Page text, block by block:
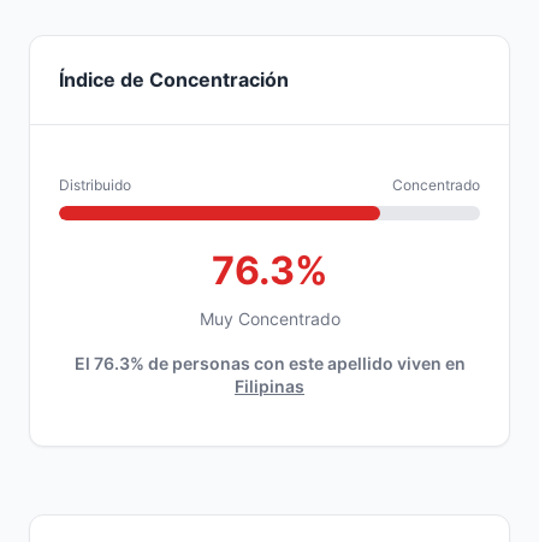
Índice de Concentración
Distribuido Concentrado
76.3%
Muy Concentrado
El 76.3% de personas con este apellido viven en
Filipinas